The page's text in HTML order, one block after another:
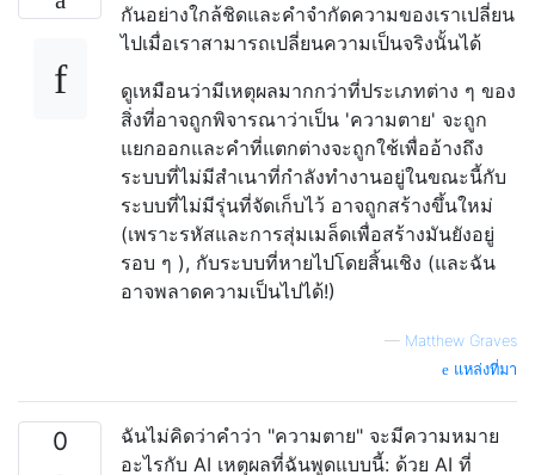
กันอย่างใกล้ชิดและคำจำกัดความของเราเปลี่ยน
ไปเมื่อเราสามารถเปลี่ยนความเป็นจริงนั้นได้
ดูเหมือนว่ามีเหตุผลมากกว่าที่ประเภทต่าง ๆ ของ
สิ่งที่อาจถูกพิจารณาว่าเป็น 'ความตาย' จะถูก
แยกออกและคำที่แตกต่างจะถูกใช้เพื่ออ้างถึง
ระบบที่ไม่มีสำเนาที่กำลังทำงานอยู่ในขณะนี้กับ
ระบบที่ไม่มีรุ่นที่จัดเก็บไว้ อาจถูกสร้างขึ้นใหม่
(เพราะรหัสและการสุ่มเมล็ดเพื่อสร้างมันยังอยู่
รอบ ๆ ), กับระบบที่หายไปโดยสิ้นเชิง (และฉัน
อาจพลาดความเป็นไปได้!)
— Matthew Graves
แหล่งที่มา
0
ฉันไม่คิดว่าคำว่า "ความตาย" จะมีความหมาย
อะไรกับ AI เหตุผลที่ฉันพูดแบบนี้: ด้วย AI ที่